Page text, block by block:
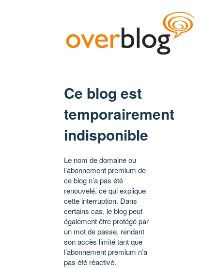
Ce blog est
temporairement
indisponible
Le nom de domaine ou
l’abonnement premium de
ce blog n’a pas été
renouvelé, ce qui explique
cette interruption. Dans
certains cas, le blog peut
également être protégé par
un mot de passe, rendant
son accès limité tant que
l’abonnement premium n’a
pas été réactivé.